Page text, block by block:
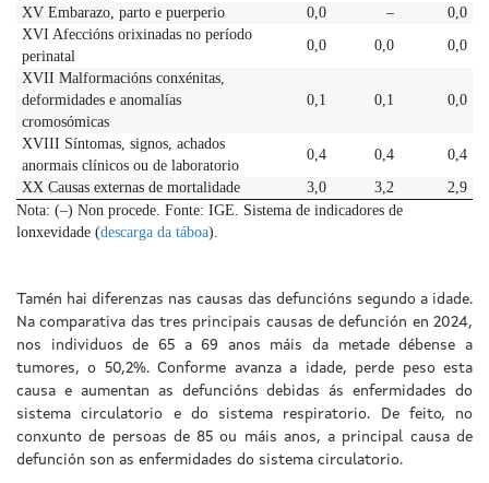
XV Embarazo, parto e puerperio
0,0 –
0,0
XVI Afeccións orixinadas no período
perinatal
0,0 0,0
0,0
XVII Malformacións conxénitas,
deformidades e anomalías
cromosómicas
0,1 0,1 0,0
XVIII Síntomas, signos, achados
anormais clínicos ou de laboratorio
0,4 0,4
0,4
XX Causas externas de mortalidade
3,0 3,2
2,9
Nota: (–) Non procede. Fonte: IGE. Sistema de indicadores de
lonxevidade (descarga da táboa).
Tamén hai diferenzas nas causas das defuncións segundo a idade.
Na comparativa das tres principais causas de defunción en 2024,
nos individuos de 65 a 69 anos máis da metade débense a
tumores, o 50,2%. Conforme avanza a idade, perde peso esta
causa e aumentan as defuncións debidas ás enfermidades do
sistema circulatorio e do sistema respiratorio. De feito, no
conxunto de persoas de 85 ou máis anos, a principal causa de
defunción son as enfermidades do sistema circulatorio.